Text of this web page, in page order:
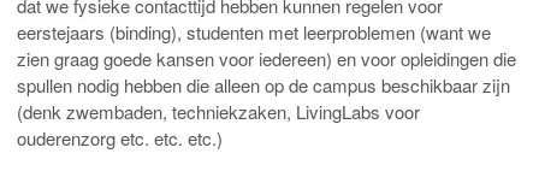
dat we fysieke contacttijd hebben kunnen regelen voor
eerstejaars (binding), studenten met leerproblemen (want we
zien graag goede kansen voor iedereen) en voor opleidingen die
spullen nodig hebben die alleen op de campus beschikbaar zijn
(denk zwembaden, techniekzaken, LivingLabs voor
ouderenzorg etc. etc. etc.)